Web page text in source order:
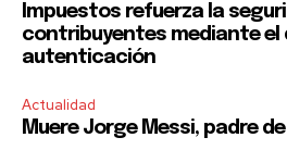
Impuestos refuerza la
contribuyentes mediante el
autenticación
Actualidad
Muere Jorge Messi, padre